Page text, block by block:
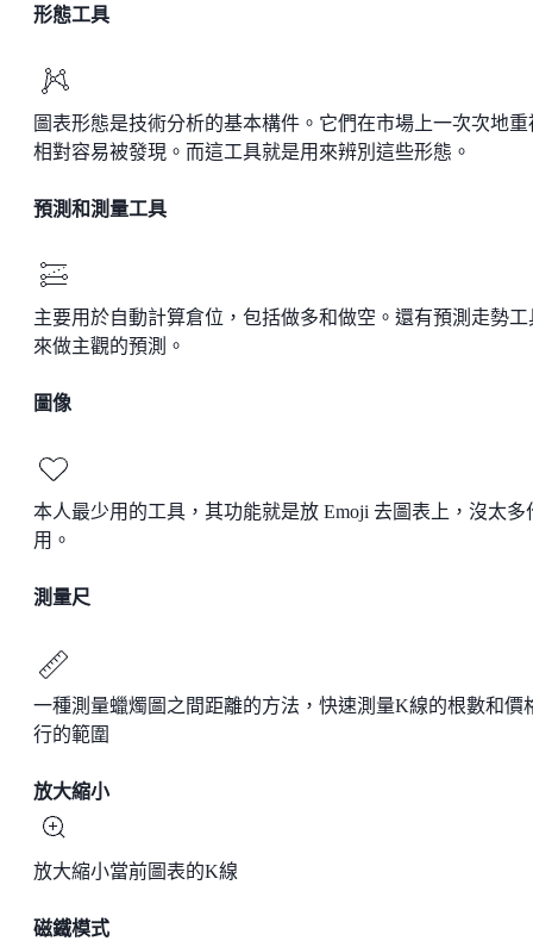
形態工具
圖表形態是技術分析的基本構件。它們在市場上一次次地重
相對容易被發現。而這工具就是用來辨別這些形態。
預測和測量工具
主要用於自動計算倉位，包括做多和做空。還有預測走勢工
來做主觀的預測。
圖像
本人最少用的工具，其功能就是放 Emoji 去圖表上，沒太多
用。
測量尺
一種測量蠟燭圖之間距離的方法，快速測量K線的根數和價
行的範圍
放大縮小
放大縮小當前圖表的K線
磁鐵模式